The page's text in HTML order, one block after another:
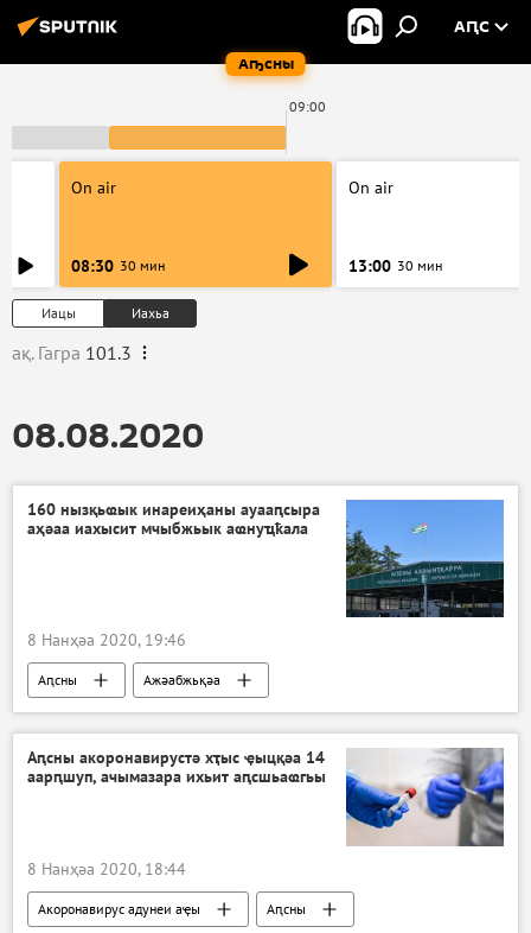
Аҧсны
АԤС
09:00
On air
08:30 30 мин
On air
13:00 30 мин
Иацы Иахьа
ақ. Гагра 101.3
08.08.2020
160 нызқьҩык инареиҳаны ауааԥсыра
аҳәаа иахысит мчыбжьык аҩнуҵҟала
8 Нанҳәа 2020, 19:46
Аԥсны Ажәабжьқәа
Аԥсны акоронавирустә хҭыс ҿыцқәа 14
аарԥшуп, ачымазара ихьит аԥсшьаҩгьы
8 Нанҳәа 2020, 18:44
Акоронавирус адунеи аҿы
Аԥсны